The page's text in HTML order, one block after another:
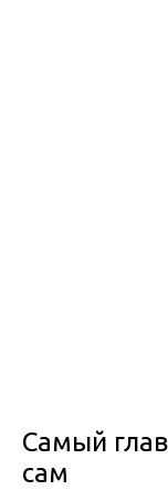
Самый
сам